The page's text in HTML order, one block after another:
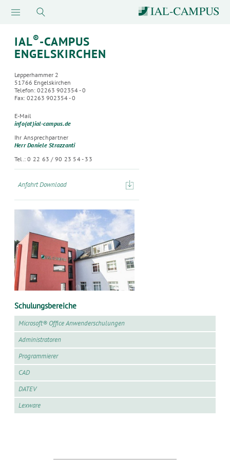
IAL®-CAMPUS
ENGELSKIRCHEN
Lepperhammer 2
51766 Engelskirchen
Telefon: 02263 902354 - 0
Fax: 02263 902354 - 0
E-Mail
info(at)ial-campus.de
Ihr Ansprechpartner
Herr Daniele Strazzanti
Tel.: 0 22 63 / 90 23 54 - 33
Anfahrt Download
Schulungsbereiche
Microsoft® Office Anwenderschulungen
Administratoren
Programmierer
CAD
DATEV
Lexware